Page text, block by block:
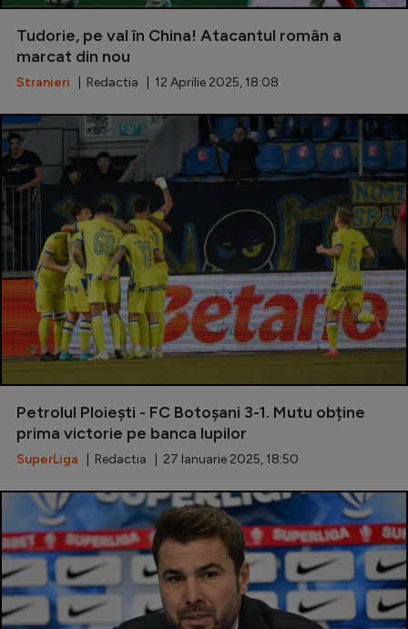
Serie A
Bundesliga
Ligue 1
Campionate
Starurile fotbalului
EURO 2024
Stranieri
Clasamente
Tenis
Handbal
Natație
Formula 1
Gimnastică
Auto
Rugby
Tudorie, pe val în China! Atacantul român a
marcat din nou
Stranieri | Redactia | 12 Aprilie 2025, 18:08
Petrolul Ploiești - FC Botoșani 3-1. Mutu obține
prima victorie pe banca lupilor
SuperLiga | Redactia | 27 Ianuarie 2025, 18:50